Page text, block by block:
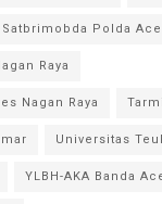
Satbrimobda Polda
Raya
Nagan Raya
Universitas
YLBH-AKA Banda